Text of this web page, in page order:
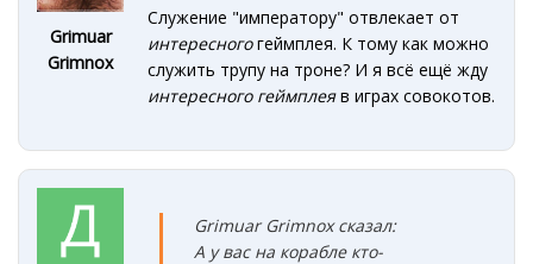
Grimuar
Grimnox
Служение "императору" отвлекает от
интересногогеймплея. К тому как можно
служить трупу на троне? И я всё ещё жду
интересного геймплеяв играх совокотов.
Grimuar Grimnox сказал:
А у вас на корабле кто-